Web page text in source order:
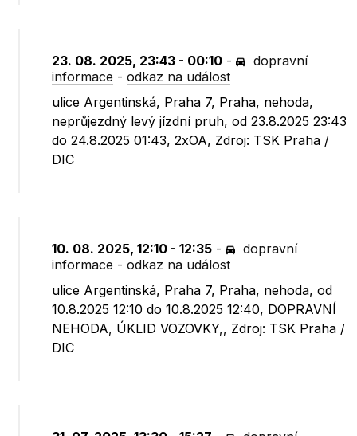
23. 08. 2025, 23:43 - 00:10 -
dopravní
informace -odkaz na událost
ulice Argentinská, Praha 7, Praha, nehoda,
neprůjezdný levý jízdní pruh, od 23.8.2025 23:43
do 24.8.2025 01:43, 2xOA, Zdroj: TSK Praha /
DIC
10. 08. 2025, 12:10 - 12:35 -
dopravní
informace -odkaz na událost
ulice Argentinská, Praha 7, Praha, nehoda, od
10.8.2025 12:10 do 10.8.2025 12:40, DOPRAVNÍ
NEHODA, ÚKLID VOZOVKY,, Zdroj: TSK Praha /
DIC